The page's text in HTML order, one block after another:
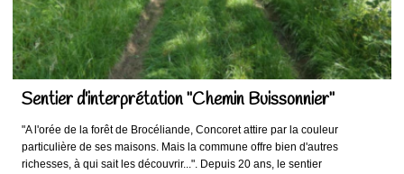
Sentier d'interprétation "Chemin Buissonnier"
"A l'orée de la forêt de Brocéliande, Concoret attire par la couleur
particulière de ses maisons. Mais la commune offre bien d'autres
richesses, à qui sait les découvrir...". Depuis 20 ans, le sentier